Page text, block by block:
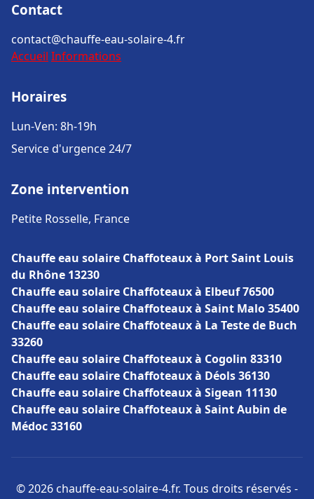
Contact
contact@chauffe-eau-solaire-4.fr
Accueil Informations
Horaires
Lun-Ven: 8h-19h
Service d'urgence 24/7
Zone intervention
Petite Rosselle, France
Chauffe eau solaire Chaffoteaux à Port Saint Louis
du Rhône 13230
Chauffe eau solaire Chaffoteaux à Elbeuf 76500
Chauffe eau solaire Chaffoteaux à Saint Malo 35400
Chauffe eau solaire Chaffoteaux à La Teste de Buch
33260
Chauffe eau solaire Chaffoteaux à Cogolin 83310
Chauffe eau solaire Chaffoteaux à Déols 36130
Chauffe eau solaire Chaffoteaux à Sigean 11130
Chauffe eau solaire Chaffoteaux à Saint Aubin de
Médoc 33160
© 2026 chauffe-eau-solaire-4.fr. Tous droits réservés -